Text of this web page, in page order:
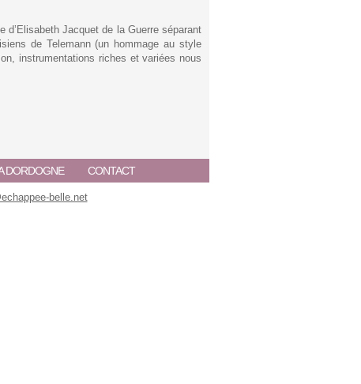
d’Elisabeth Jacquet de la Guerre séparant
de Telemann (un hommage au style
instrumentations riches et variées nous
DORDOGNE CONTACT
belle.net